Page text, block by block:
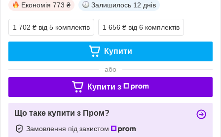
Економія 773 ₴ Залишилось 12 днів
1 702 ₴ від 5 комплектів 1 656 ₴ від 6 комплектів
Купити
або
Купити з
Що таке купити з Пром?
Замовлення під захистом